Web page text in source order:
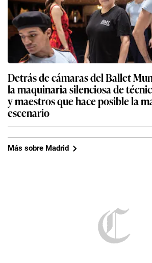
Detrás de cámaras del Ballet
la maquinaria silenciosa de
y maestros que hace posible la
escenario
Más sobre Madrid